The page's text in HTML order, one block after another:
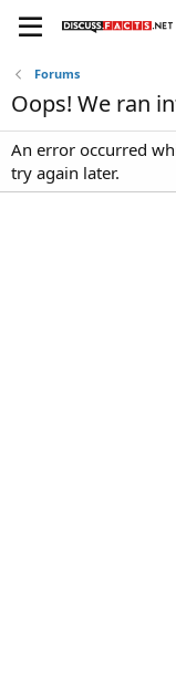
Forums
Oops! We ran
An error occurred
try again later.